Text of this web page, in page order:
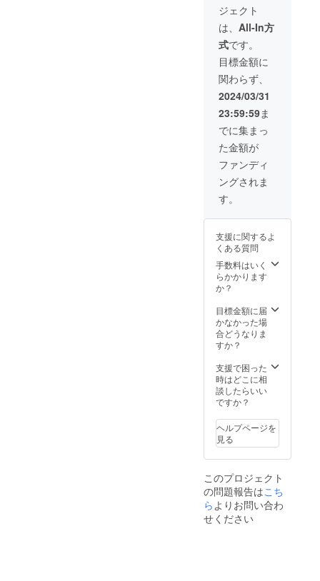
表記さ
れま
す。 商
品開封
前には
必ずお
届けの
リター
ンに貼
付され
たラベ
ルや注
意書き
をご確
認くだ
さい」
作品
月１
回 １
年間
（計12
回）
「ク
リック
ポス
ト」
（重量
１㎏）
以内で
発送
「原材
料及び
品表示
け商品
のラベ
ルに表
記され
ます。
封前に
は必ず
お届け
のリ
に貼付
された
ラベル
や注意
ご確認
くださ
い」
ジェクト
は、 All-In方
式です。
目標金額に
関わらず、
2024/03/31
23:59:59ま
でに集まっ
た金額が
ファンディ
ングされま
す。
支援に関するよ
くある質問
手数料はいく
らかかります
か？
目標金額に届
かなかった場
合どうなりま
すか？
支援で困った
時はどこに相
談したらいい
ですか？
ヘルプページを
見る
このプロジェクト
の問題報告はこち
らよりお問い合わ
せください